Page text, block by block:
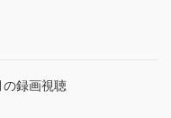
録画視聴